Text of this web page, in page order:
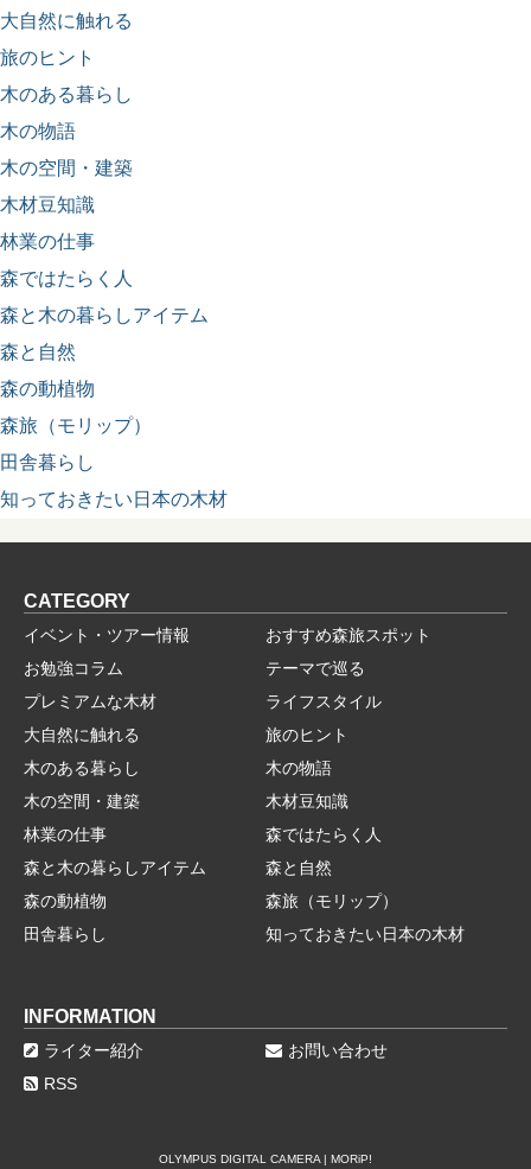
大自然に触れる
旅のヒント
木のある暮らし
木の物語
木の空間・建築
木材豆知識
林業の仕事
森ではたらく人
森と木の暮らしアイテム
森と自然
森の動植物
森旅（モリップ）
田舎暮らし
知っておきたい日本の木材
CATEGORY
イベント・ツアー情報
おすすめ森旅スポット
お勉強コラム
テーマで巡る
プレミアムな木材
ライフスタイル
大自然に触れる
旅のヒント
木のある暮らし
木の物語
木の空間・建築
木材豆知識
林業の仕事
森ではたらく人
森と木の暮らしアイテム
森と自然
森の動植物
森旅（モリップ）
田舎暮らし
知っておきたい日本の木材
INFORMATION
ライター紹介
お問い合わせ
RSS
OLYMPUS DIGITAL CAMERA | MORiP!